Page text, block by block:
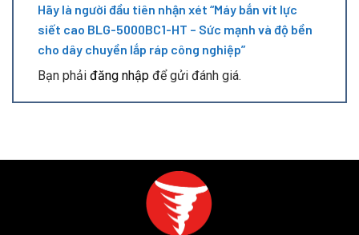
Hãy là người đầu tiên nhận xét “Máy bắn vít lực
siết cao BLG-5000BC1-HT – Sức mạnh và độ bền
cho dây chuyền lắp ráp công nghiệp”
Bạn phải đăng nhập để gửi đánh giá.